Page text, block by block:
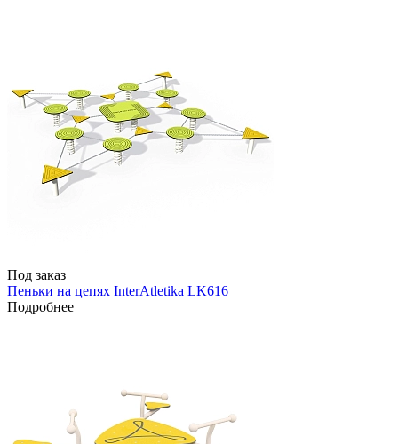
Под заказ
Пеньки на цепях InterAtletika LK616
Подробнее